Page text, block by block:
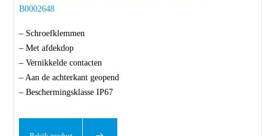
B0002648
– Schroefklemmen
– Met afdekdop
– Vernikkelde contacten
– Aan de achterkant geopend
– Beschermingsklasse IP67